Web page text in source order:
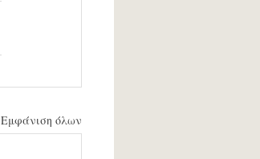
Εμφάνιση όλων